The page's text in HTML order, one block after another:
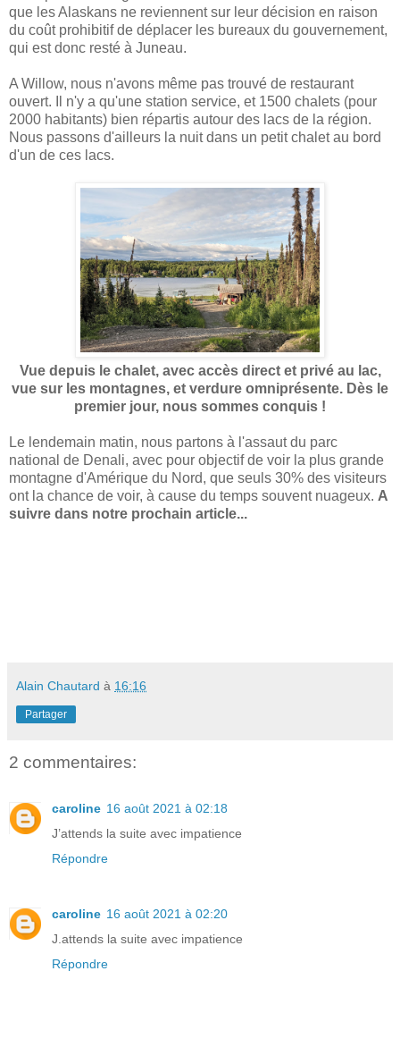
que les Alaskans ne reviennent sur leur décision en raison
du coût prohibitif de déplacer les bureaux du gouvernement,
qui est donc resté à Juneau.
A Willow, nous n'avons même pas trouvé de restaurant
ouvert. Il n'y a qu'une station service, et 1500 chalets (pour
2000 habitants) bien répartis autour des lacs de la région.
Nous passons d'ailleurs la nuit dans un petit chalet au bord
d'un de ces lacs.
Vue depuis le chalet, avec accès direct et privé au lac,
vue sur les montagnes, et verdure omniprésente. Dès le
premier jour, nous sommes conquis !
Le lendemain matin, nous partons à l'assaut du parc
national de Denali, avec pour objectif de voir la plus grande
montagne d'Amérique du Nord, que seuls 30% des visiteurs
ont la chance de voir, à cause du temps souvent nuageux. A
suivre dans notre prochain article...
Alain Chautard à 16:16
Partager
2 commentaires:
caroline 16 août 2021 à 02:18
J’attends la suite avec impatience
Répondre
caroline 16 août 2021 à 02:20
J.attends la suite avec impatience
Répondre